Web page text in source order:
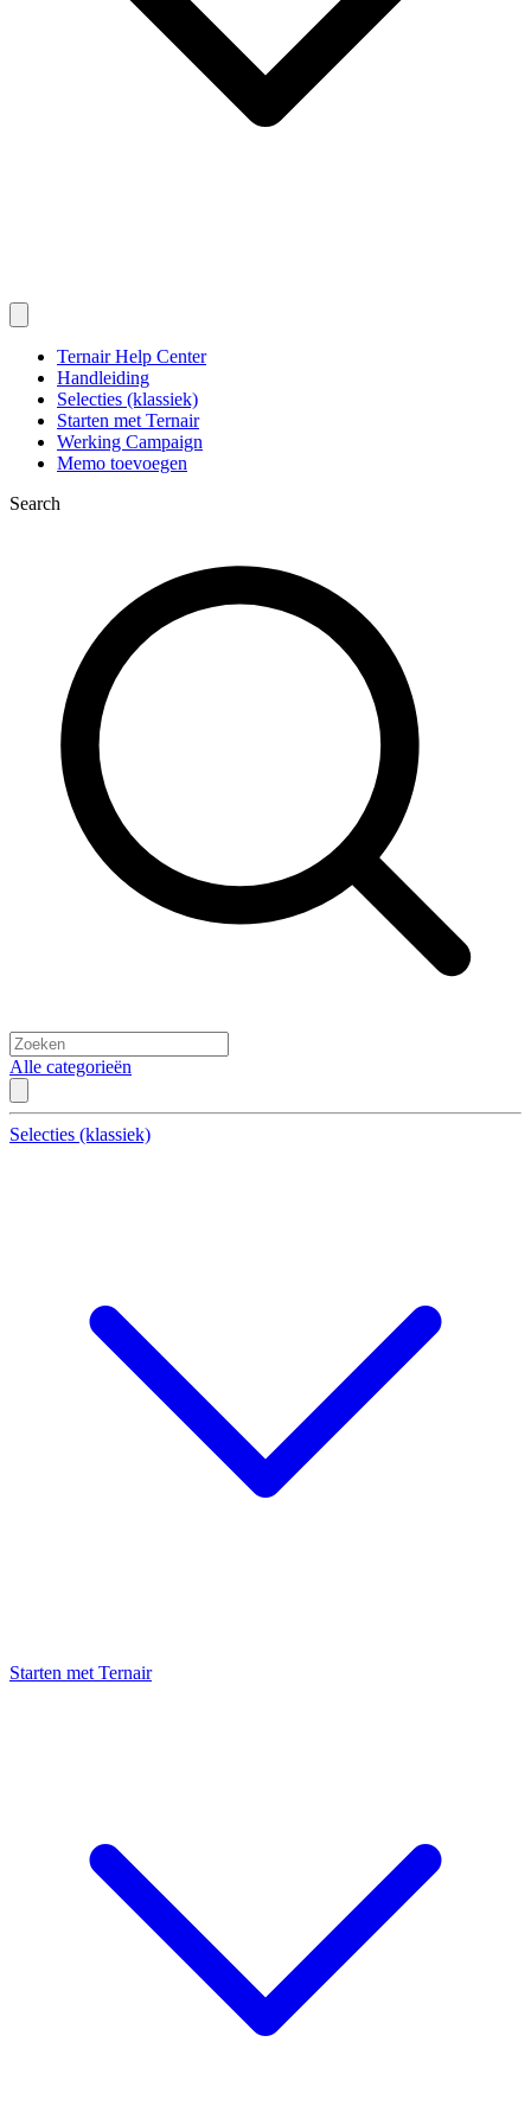
Ternair Help Center
Handleiding
Selecties (klassiek)
Starten met Ternair
Werking Campaign
Memo toevoegen
Search
Alle categorieën
Selecties (klassiek)
Starten met Ternair